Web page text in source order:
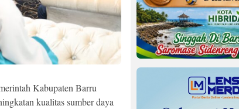
Kabupaten Barru
kualitas sumber daya